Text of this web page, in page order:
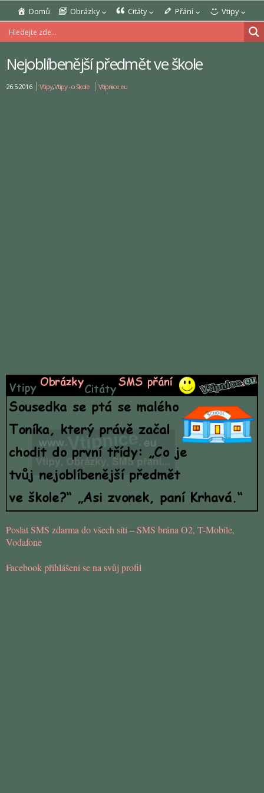
Domů Obrázky Citáty Přání Vtipy
Nejoblíbenější předmět ve škole
26.5.2016 Vtipy,Vtipy - o škole Vtipnice.eu
Poslat SMS zdarma do všech sítí – SMS brána O2, T-Mobile,
Vodafone
Facebook přihlášení se na svůj profil